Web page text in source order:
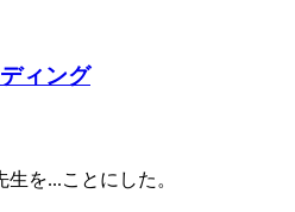
ィング
を...ことにした。